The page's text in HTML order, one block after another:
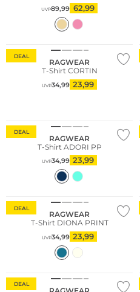
UVP89,99 62,99
DEAL
RAGWEAR
T-Shirt CORTIN
UVP34,99 23,99
DEAL
RAGWEAR
T-Shirt ADORI PP
UVP34,99 23,99
DEAL
RAGWEAR
T-Shirt DIONA PRINT
UVP34,99 23,99
DEAL